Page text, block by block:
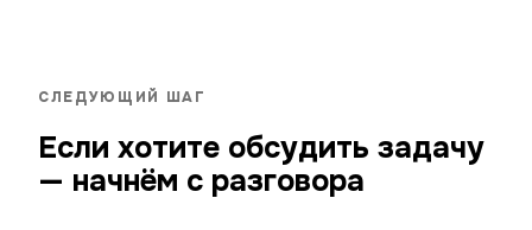
СЛЕДУЮЩИЙ ШАГ
Если хотите обсудить задачу
— начнём с разговора